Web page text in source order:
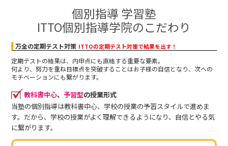
個別指導 学習塾
ITTO個別指導学院のこだわり
万全の定期テスト対策 ITTOの定期テスト対策で結果を出す！
定期テストの結果は、内申点にも直結する重要な要素。
何より、努力を重ね目標点を突破することはお子様の自信となり、次への
モチベーションにも繋がります。
教科書中心、 予習型の授業形式
当塾の個別指導は教科書中心、学校の授業の予習スタイルで進めま
す。だから、学校の授業がよく理解できるようになり、自信とやる気
に繋がります。